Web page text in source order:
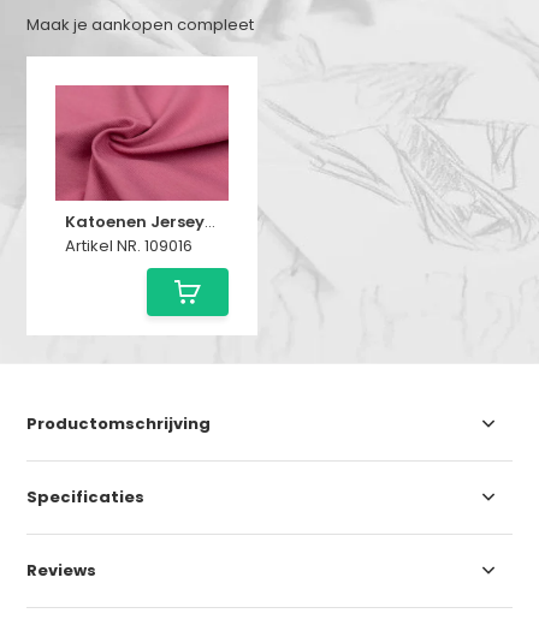
Maak je aankopen compleet
Katoenen Jersey Framboos
Artikel NR. 109016
Productomschrijving
Specificaties
Reviews